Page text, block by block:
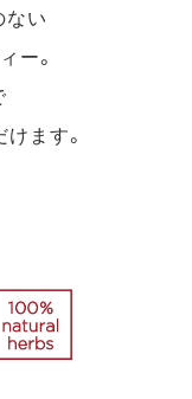
ない
ー。
ます。